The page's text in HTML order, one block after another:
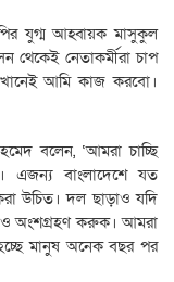
যুগ্ম আহ্বায়ক মাসুকুল
নেতাকর্মীরা চাপ
আমি কাজ করবো।
বলেন, ‘আমরা চাচ্ছি
এজন্য বাংলাদেশে যত
উচিত। দল ছাড়াও যদি
অংশগ্রহণ করুক। আমরা
মানুষ অনেক বছর পর